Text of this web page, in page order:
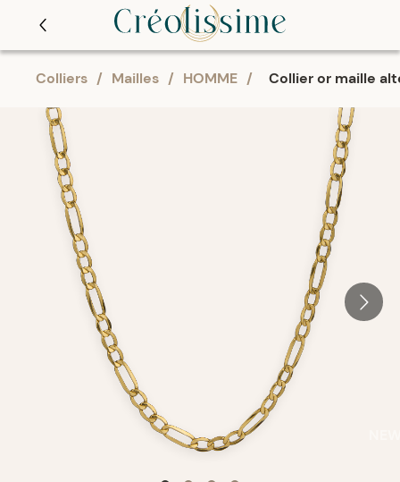
Colliers / Mailles / HOMME / Collier or maille